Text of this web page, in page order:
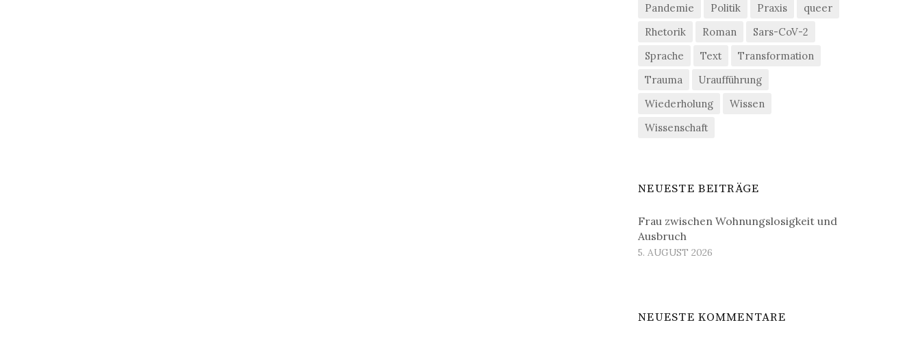
Pandemie
Politik Praxis
queer
Rhetorik
Roman
Sars-CoV-2
Sprache
Text
Transformation
Trauma
Uraufführung
Wiederholung
Wissen
Wissenschaft
NEUESTE BEITRÄGE
Frau zwischen Wohnungslosigkeit und
Ausbruch
5. AUGUST 2026
NEUESTE KOMMENTARE